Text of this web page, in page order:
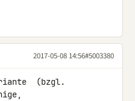
2017-05-08 14:56#5003380
(bzgl.